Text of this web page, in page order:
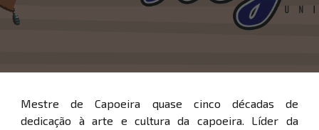
Mestre de Capoeira quase cinco décadas de
dedicação à arte e cultura da capoeira. Líder da